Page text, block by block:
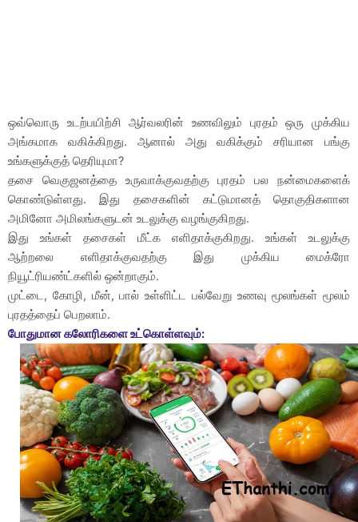
ஒவ்வொரு உடற்பயிற்சி ஆர்வலரின் உணவிலும் புரதம் ஒரு முக்கிய
அங்கமாக வகிக்கிறது. ஆனால் அது வகிக்கும் சரியான பங்கு
உங்களுக்குத் தெரியுமா?
தசை வெகுஜனத்தை உருவாக்குவதற்கு புரதம் பல நன்மைகளைக்
கொண்டுள்ளது. இது தசைகளின் கட்டுமானத் தொகுதிகளான
அமினோ அமிலங்களுடன் உடலுக்கு வழங்குகிறது.
இது உங்கள் தசைகள் மீட்க எளிதாக்குகிறது. உங்கள் உடலுக்கு
ஆற்றலை எளிதாக்குவதற்கு இது முக்கிய மைக்ரோ
நியூட்ரியண்ட்களில் ஒன்றாகும்.
முட்டை, கோழி, மீன், பால் உள்ளிட்ட பல்வேறு உணவு மூலங்கள் மூலம்
புரதத்தைப் பெறலாம்.
போதுமான கலோரிகளை உட்கொள்ளவும்: